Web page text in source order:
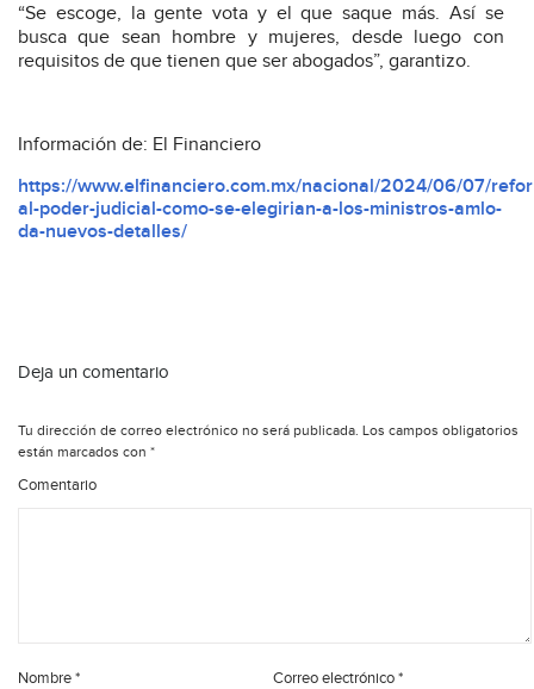
“Se escoge, la gente vota y el que saque más. Así se
busca que sean hombre y mujeres, desde luego con
requisitos de que tienen que ser abogados”, garantizo.
Información de: El Financiero
https://www.elfinanciero.com.mx/nacional/2024/06/07/
al-poder-judicial-como-se-elegirian-a-los-ministros-amlo-
da-nuevos-detalles/
Deja un comentario
Tu dirección de correo electrónico no será publicada. Los campos obligatorios
están marcados con *
Comentario
Nombre* Correo electrónico*